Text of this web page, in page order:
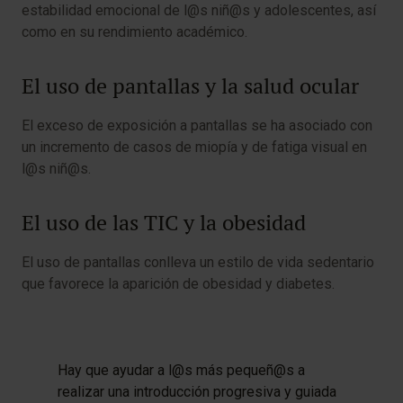
estabilidad emocional de l@s niñ@s y adolescentes, así
como en su rendimiento académico.
El uso de pantallas y la salud ocular
El exceso de exposición a pantallas se ha asociado con
un incremento de casos de miopía y de fatiga visual en
l@s niñ@s.
El uso de las TIC y la obesidad
El uso de pantallas conlleva un estilo de vida sedentario
que favorece la aparición de obesidad y diabetes.
Hay que ayudar a l@s más pequeñ@s a
realizar una introducción progresiva y guiada